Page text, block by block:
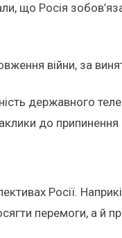
що Росія
війни, за
державного
до припинення
Росії.
перемоги, а й